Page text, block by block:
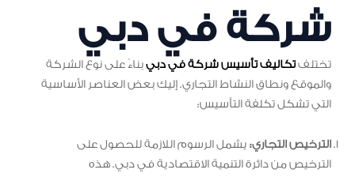
شركة في دبي
تختلفتكاليف تأسيس شركة في دبيبناءً على نوع الشركة
والموقع ونطاق النشاط التجاري. إليك بعض العناصر الأساسية
التي تشكل تكلفة التأسيس:
الترخيص التجاري: يشمل الرسوم اللازمة للحصول على
الترخيص من دائرة التنمية الاقتصادية في دبي. هذه